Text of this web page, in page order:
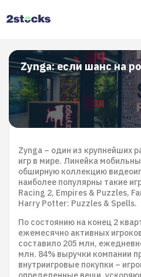
Zynga: если шанс на
Zynga – один из крупнейших
игр в мире. Линейка
обширную коллекцию
наиболее популярны такие
Racing 2, Empires & Puzzles,
Harry Potter: Puzzles & Spells.
По состоянию на конец 2
ежемесячно активных
составило 205 млн,
млн. 84% выручки компании
внутриигровые покупки –